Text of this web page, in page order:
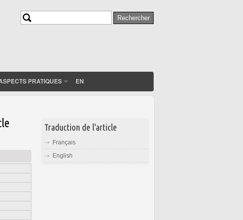
Rechercher
PRATIQUES EN
Traduction de l'article
Français
English